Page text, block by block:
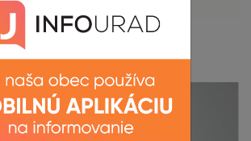
Kassa Megye támogatása